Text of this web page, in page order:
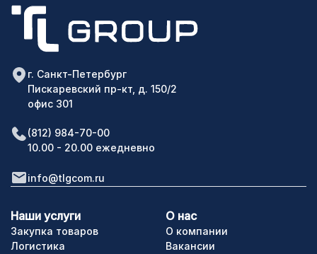
г. Санкт-Петербург
Пискаревский пр-кт, д. 150/2
офис 301
(812) 984-70-00
10.00 - 20.00 ежедневно
info@tlgcom.ru
Закупка товаров
Наши услуги
Логистика
О нас
О компании
Вакансии